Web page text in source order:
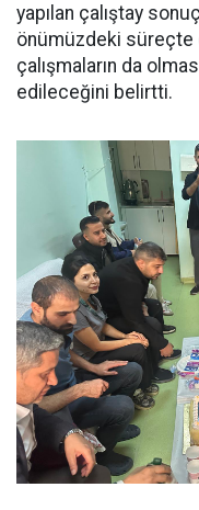
yapılan çalıştay
önümüzdeki süreçte
çalışmaların da
edileceğini belirtti.